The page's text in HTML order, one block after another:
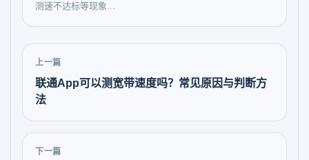
测速不达标等现象...
上一篇
联通App可以测宽带速度吗？常见原因与判断方
法
下一篇